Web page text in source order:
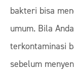
bakteri bisa
umum. Bila
terkontaminasi
sebelum